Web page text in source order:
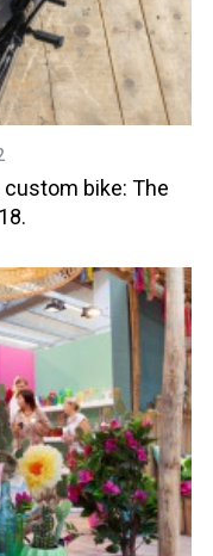
bike: The